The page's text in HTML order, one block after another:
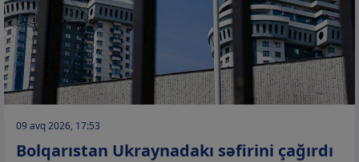
09 avq 2026, 17:53
Bolqarıstan Ukraynadakı səfirini çağırdı